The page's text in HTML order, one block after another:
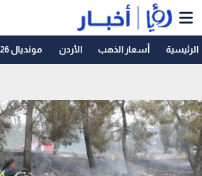
الرئيسية أسعار الذهب الأردن مونديال 2026